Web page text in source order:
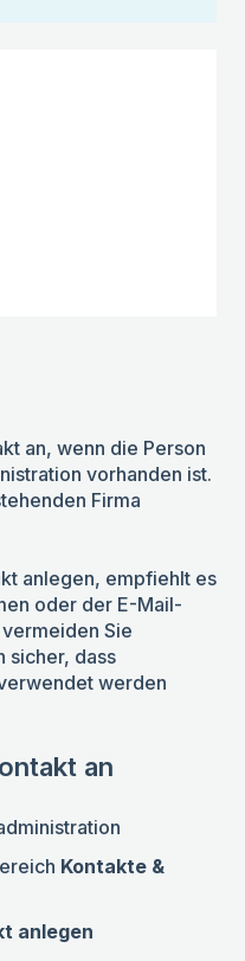
an, wenn die Person
vorhanden ist.
Firma
anlegen, empfiehlt es
oder der E-Mail-
Sie
sicher, dass
werden
an
Kontakte &
anlegen